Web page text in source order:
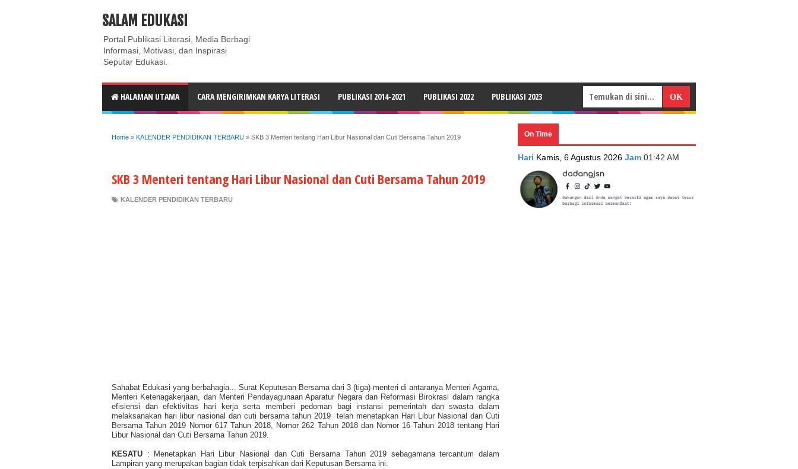
ABOUT CONTACT US
SALAM EDUKASI
Portal Publikasi Literasi, Media Berbagi
Informasi, Motivasi, dan Inspirasi
Seputar Edukasi.
HALAMAN UTAMA CARA MENGIRIMKAN KARYA LITERASI PUBLIKASI 2014-2021 PUBLIKASI 2022 PUBLIKASI 2023
Home » KALENDER PENDIDIKAN TERBARU » SKB 3 Menteri tentang Hari Libur Nasional dan Cuti Bersama Tahun 2019
SKB 3 Menteri tentang Hari Libur Nasional dan Cuti Bersama Tahun 2019
KALENDER PENDIDIKAN TERBARU
Sahabat Edukasi yang berbahagia... Surat Keputusan Bersama dari 3 (tiga) menteri di antaranya Menteri Agama,
Menteri Ketenagakerjaan, dan Menteri Pendayagunaan Aparatur Negara dan Reformasi Birokrasi dalam rangka
efisiensi dan efektivitas hari kerja serta memberi pedoman bagi instansi pemerintah dan swasta dalam
melaksanakan hari libur nasional dan cuti bersama tahun 2019
telah menetapkan Hari Libur Nasional dan Cuti
Bersama Tahun 2019 Nomor 617 Tahun 2018, Nomor 262 Tahun 2018 dan Nomor 16 Tahun 2018 tentang Hari
Libur Nasional dan Cuti Bersama Tahun 2019.
KESATU : Menetapkan Hari Libur Nasional dan Cuti Bersama Tahun 2019 sebagamana tercantum dalam
Lampiran yang merupakan bagian tidak terpisahkan dari Keputusan Bersama ini.
On Time
Hari Kamis, 6 Agustus 2026 Jam 01:42 AM